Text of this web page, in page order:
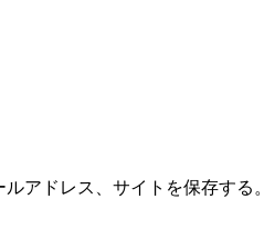
アドレス、サイトを保存する。